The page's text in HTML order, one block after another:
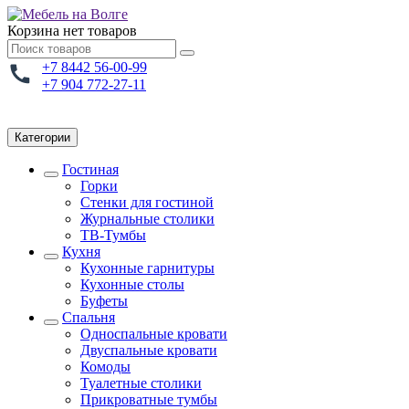
Корзина нет товаров
+7 8442 56-00-99
+7 904 772-27-11
Категории
Гостиная
Горки
Стенки для гостиной
Журнальные столики
TВ-Тумбы
Кухня
Кухонные гарнитуры
Кухонные столы
Буфеты
Спальня
Односпальные кровати
Двуспальные кровати
Комоды
Туалетные столики
Прикроватные тумбы